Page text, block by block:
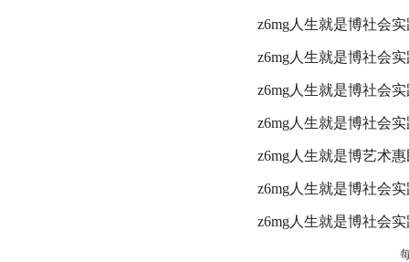
z6mg人生就是博社会
z6mg人生就是博社会
z6mg人生就是博社会
z6mg人生就是博社会
z6mg人生就是博艺术
z6mg人生就是博社会
z6mg人生就是博社会